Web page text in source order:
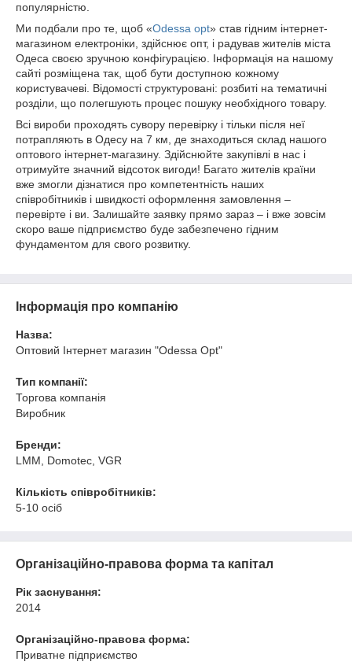
популярністю.
Ми подбали про те, щоб «Odessa opt» став гідним інтернет-
магазином електроніки, здійснює опт, і радував жителів міста
Одеса своєю зручною конфігурацією. Інформація на нашому
сайті розміщена так, щоб бути доступною кожному
користувачеві. Відомості структуровані: розбиті на тематичні
розділи, що полегшують процес пошуку необхідного товару.
Всі вироби проходять сувору перевірку і тільки після неї
потрапляють в Одесу на 7 км, де знаходиться склад нашого
оптового інтернет-магазину. Здійснюйте закупівлі в нас і
отримуйте значний відсоток вигоди! Багато жителів країни
вже змогли дізнатися про компетентність наших
співробітників і швидкості оформлення замовлення –
перевірте і ви. Залишайте заявку прямо зараз – і вже зовсім
скоро ваше підприємство буде забезпечено гідним
фундаментом для свого розвитку.
Інформація про компанію
Назва:
Оптовий Інтернет магазин "Odessa Opt"
Тип компанії:
Торгова компанія
Виробник
Бренди:
LMM, Domotec, VGR
Кількість співробітників:
5-10 осіб
Організаційно-правова форма та капітал
Рік заснування:
2014
Організаційно-правова форма:
Приватне підприємство